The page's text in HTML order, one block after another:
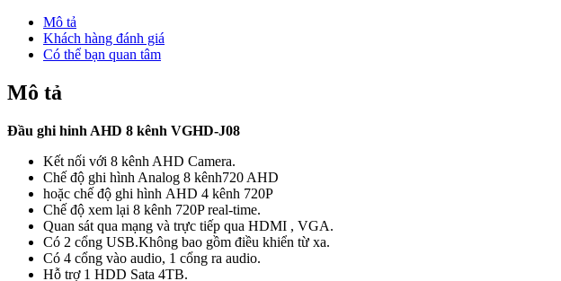
Mô tả
Khách hàng đánh giá
Có thể bạn quan tâm
Mô tả
Đầu ghi hinh AHD 8 kênh VGHD-J08
Kết nối với 8 kênh AHD Camera.
Chế độ ghi hình Analog 8 kênh720 AHD
hoặc chế độ ghi hình AHD 4 kênh 720P
Chế độ xem lại 8 kênh 720P real-time.
Quan sát qua mạng và trực tiếp qua HDMI , VGA.
Có 2 cổng USB.Không bao gồm điều khiển từ xa.
Có 4 cổng vào audio, 1 cổng ra audio.
Hỗ trợ 1 HDD Sata 4TB.